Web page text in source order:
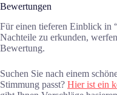
Bewertungen
Für einen tieferen Einblick in
Nachteile zu erkunden,
Bewertung.
Suchen Sie nach einem
Stimmung passt? Hier ist ein